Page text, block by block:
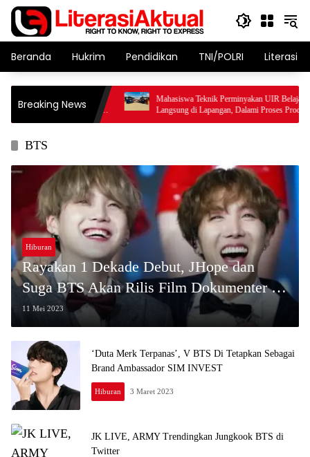
Langsung
konten
Beranda Hukrim Pendidikan TNI/POLRI Literasi
Breaking News
Minta BPJN Kaltara
Mahasiswa Teknik Perminyakan UIR Belajar
Langsung di Lapangan, Dalami Proses Produksi
Migas di PT APG Westkampar Indonesia
BTS
Hiburan
Rayakan 1 Dekade Debut, JHope dan
Suga BTS Akan Rilis Film Dokumenter di
Bioskop
11 Mei 2023
‘Duta Merk Terpanas’, V BTS Di Tetapkan Sebagai
Brand Ambassador SIM INVEST
Hiburan 3 Maret 2023
JK LIVE, ARMY Trendingkan Jungkook BTS di
Twitter